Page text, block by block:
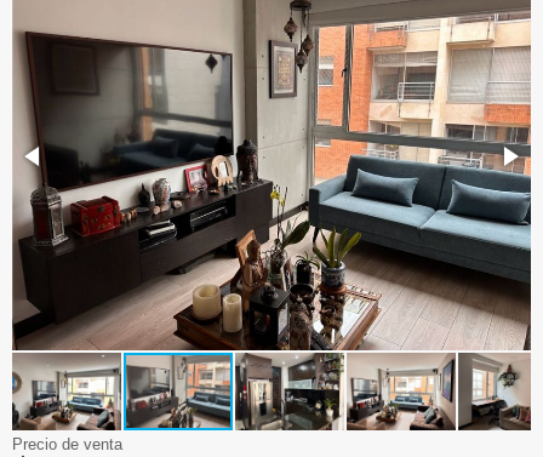
Precio de venta